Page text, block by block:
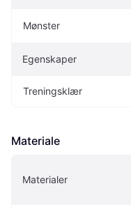
Mønster
Egenskaper
Treningsklær
Materiale
Materialer